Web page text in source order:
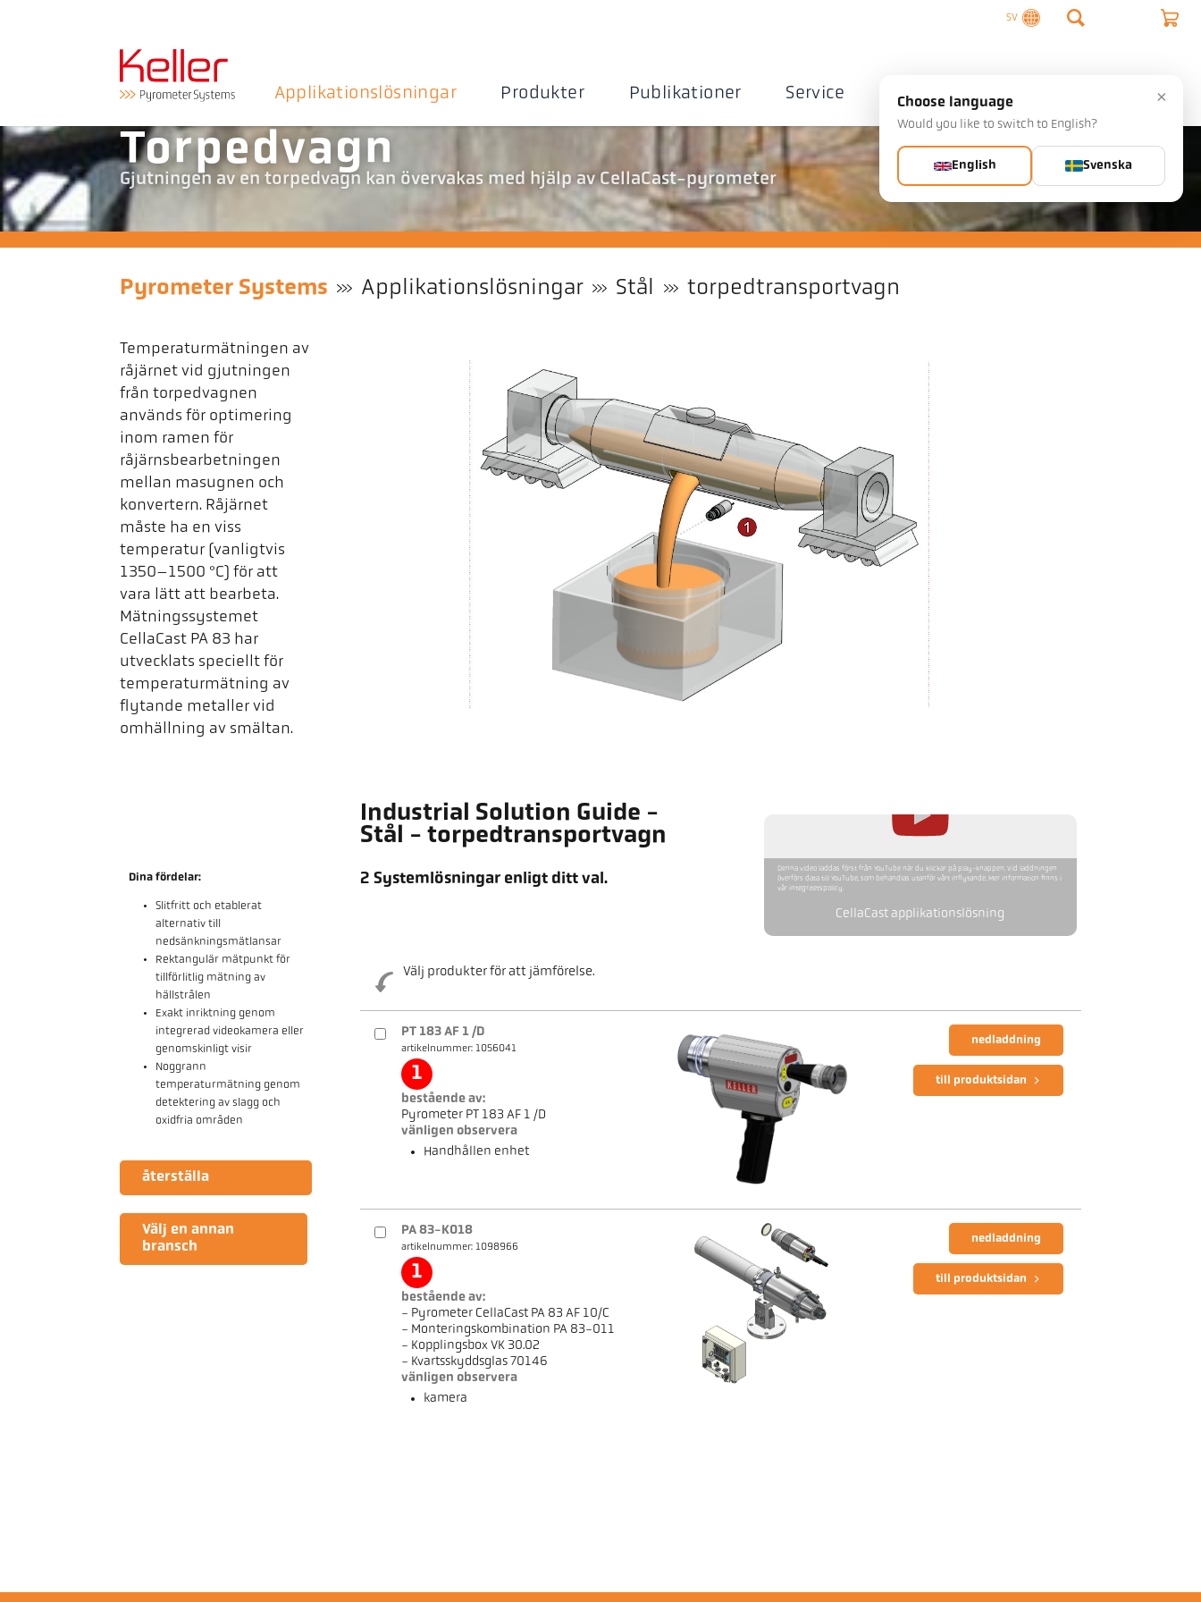
SV
Applikationslösningar Produkter Publikationer Service Företag Kontakta
Torpedvagn
Gjutningen av en torpedvagn kan övervakas med hjälp av CellaCast-pyrometer
Pyrometer Systems Applikationslösningar Stål torpedtransportvagn
Temperaturmätningen av
råjärnet vid gjutningen
från torpedvagnen
används för optimering
inom ramen för
råjärnsbearbetningen
mellan masugnen och
konvertern. Råjärnet
måste ha en viss
temperatur (vanligtvis
1350–1500 °C) för att
vara lätt att bearbeta.
Mätningssystemet
CellaCast PA 83 har
utvecklats speciellt för
temperaturmätning av
flytande metaller vid
omhällning av smältan.
Industrial Solution Guide -
Stål - torpedtransportvagn
Dina fördelar:
Slitfritt och etablerat
alternativ till
nedsänkningsmätlansar
Rektangulär mätpunkt för
tillförlitlig mätning av
hällstrålen
Exakt inriktning genom
integrerad videokamera eller
genomskinligt visir
Noggrann
temperaturmätning genom
detektering av slagg och
oxidfria områden
återställa
Välj en annan
bransch
2 Systemlösningar enligt ditt val.
Denna video laddas först från YouTube när du klickar på play-knappen. Vid laddningen
överförs data till YouTube, som behandlas utanför vårt inflytande. Mer information finns i
vår integritetspolicy.
CellaCast applikationslösning
Välj produkter för att jämförelse.
PT 183 AF 1 /D
artikelnummer: 1056041
1
bestående av:
Pyrometer PT 183 AF 1 /D
vänligen observera
Handhållen enhet
nedladdning
till produktsidan
PA 83-K018
artikelnummer: 1098966
1
bestående av:
- Pyrometer CellaCast PA 83 AF 10/C
- Monteringskombination PA 83-011
- Kopplingsbox VK 30.02
- Kvartsskyddsglas 70146
vänligen observera
kamera
nedladdning
till produktsidan
×
Choose language
Would you like to switch to English?
English Svenska